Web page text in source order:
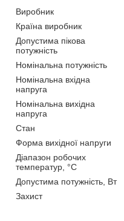
Виробник
Країна виробник
Допустима пікова
потужність
Номінальна потужність
Номінальна вхідна
напруга
Номінальна вихідна
напруга
Стан
Форма вихідної напруги
Діапазон робочих
температур, °С
Допустима потужність, Вт
Захист